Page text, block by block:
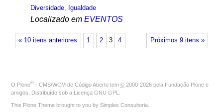
Diversidade, Igualdade
Localizado em EVENTOS
« 10 itens anteriores Próximos 9 itens »
1 2 3 4
O Plone® - CMS/WCM de Código Aberto tem © 2000-2026 pela Fundação Plone e
amigos. Distribuído sob a Licença GNU GPL
This Plone Theme brought to you by Simples Consultoria